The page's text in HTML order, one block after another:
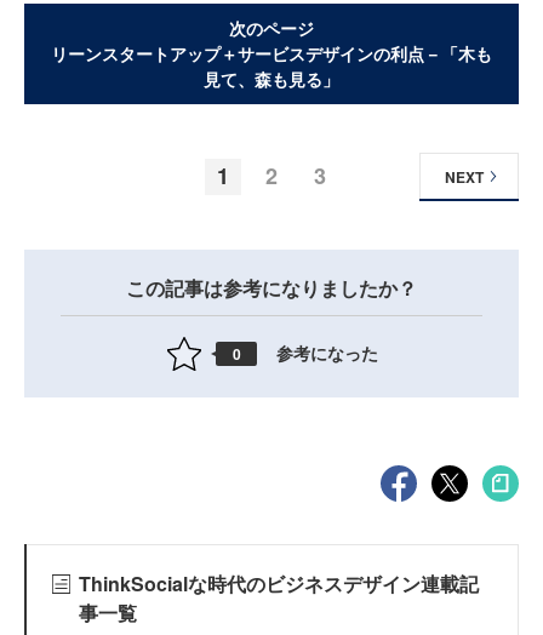
次のページ
リーンスタートアップ＋サービスデザインの利点－「木も
見て、森も見る」
1 2 3 NEXT
この記事は参考になりましたか？
0 参考になった
ThinkSocialな時代のビジネスデザイン連載記
事一覧